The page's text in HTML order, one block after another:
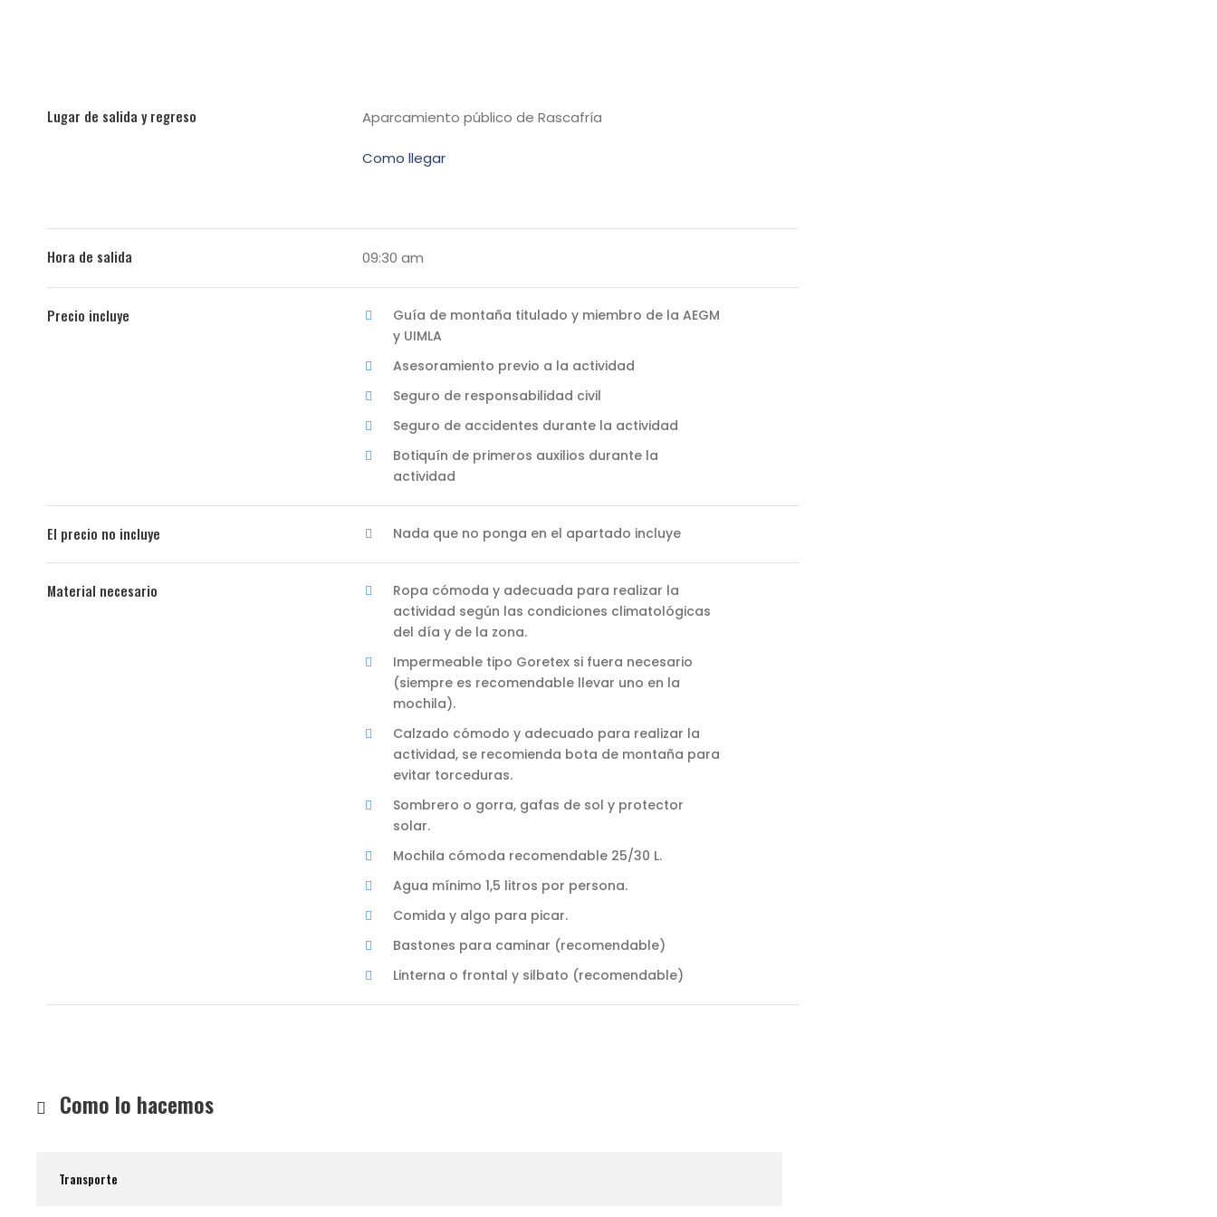
Lugar de salida y regreso Aparcamiento público de Rascafría
Como llegar
Hora de salida 09:30 am
Precio incluye
Guía de montaña titulado y miembro de la AEGM
y UIMLA
Asesoramiento previo a la actividad
Seguro de responsabilidad civil
Seguro de accidentes durante la actividad
Botiquín de primeros auxilios durante la
actividad
El precio no incluye Nada que no ponga en el apartado incluye
Material necesario
Ropa cómoda y adecuada para realizar la
actividad según las condiciones climatológicas
del día y de la zona.
Impermeable tipo Goretex si fuera necesario
(siempre es recomendable llevar uno en la
mochila).
Calzado cómodo y adecuado para realizar la
actividad, se recomienda bota de montaña para
evitar torceduras.
Sombrero o gorra, gafas de sol y protector
solar.
Mochila cómoda recomendable 25/30 L.
Agua mínimo 1,5 litros por persona.
Comida y algo para picar.
Bastones para caminar (recomendable)
Linterna o frontal y silbato (recomendable)
Como lo hacemos
Transporte